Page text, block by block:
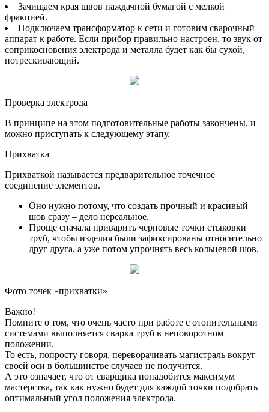
Зачищаем края швов наждачной бумагой с мелкой
фракцией.
Подключаем трансформатор к сети и готовим сварочный
аппарат к работе. Если прибор правильно настроен, то звук от
соприкосновения электрода и металла будет как бы сухой,
потрескивающий.
Проверка электрода
В принципе на этом подготовительные работы закончены, и
можно приступать к следующему этапу.
Прихватка
Прихваткой называется предварительное точечное
соединение элементов.
Оно нужно потому, что создать прочный и красивый
шов сразу – дело нереальное.
Проще сначала приварить черновые точки стыковки
труб, чтобы изделия были зафиксированы относительно
друг друга, а уже потом упрочнять весь кольцевой шов.
Фото точек «прихватки»
Важно!
Помните о том, что очень часто при работе с отопительными
системами выполняется сварка труб в неповоротном
положении.
То есть, попросту говоря, переворачивать магистраль вокруг
своей оси в большинстве случаев не получится.
А это означает, что от сварщика понадобится максимум
мастерства, так как нужно будет для каждой точки подобрать
оптимальный угол положения электрода.